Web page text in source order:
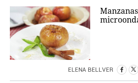
ELENA BELLVER